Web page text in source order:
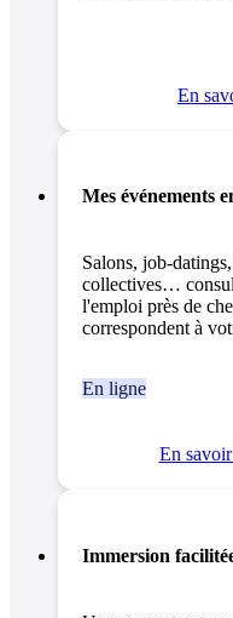
En
Mes événements
Salons, job-
collectives…
l'emploi près de
correspondent à
En ligne
En
Immersion